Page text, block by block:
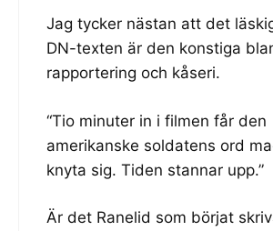
Jag tycker nästan att det
DN-texten är den konstiga
rapportering och kåseri.
“Tio minuter in i filmen får den
amerikanske soldatens ord
knyta sig. Tiden stannar upp.”
Är det Ranelid som börjat